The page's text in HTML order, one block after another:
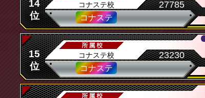
14
位
コナステ校
コナステ
27785
15
位
コナステ校
コナステ
23230